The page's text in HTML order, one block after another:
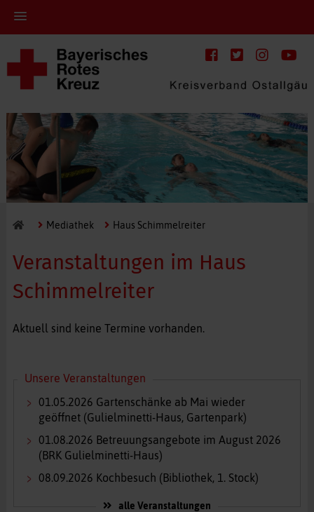
Mediathek Haus Schimmelreiter
Veranstaltungen im Haus
Schimmelreiter
Aktuell sind keine Termine vorhanden.
Unsere Veranstaltungen
01.05.2026 Gartenschänke ab Mai wieder
geöffnet (Gulielminetti-Haus, Gartenpark)
01.08.2026 Betreuungsangebote im August 2026
(BRK Gulielminetti-Haus)
08.09.2026 Kochbesuch (Bibliothek, 1. Stock)
alle Veranstaltungen